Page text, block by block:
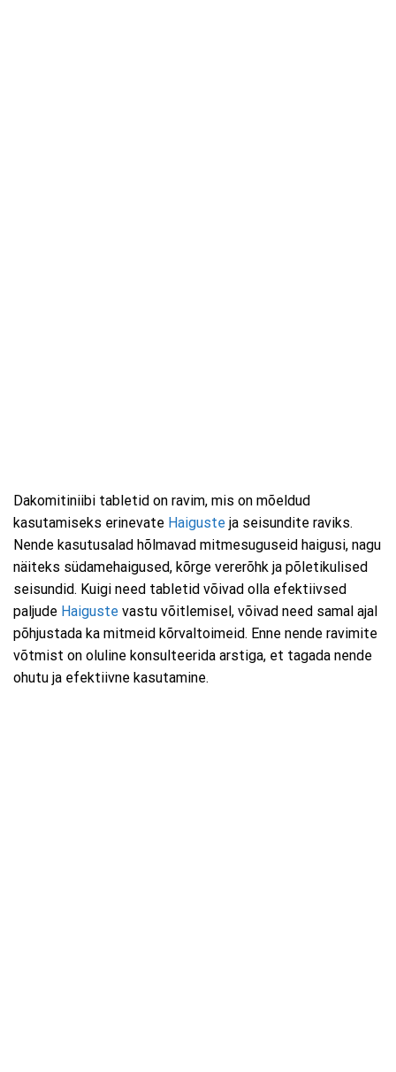
Dakomitiniibi tabletid on ravim, mis on mõeldud
kasutamiseks erinevate Haiguste ja seisundite raviks.
Nende kasutusalad hõlmavad mitmesuguseid haigusi, nagu
näiteks südamehaigused, kõrge vererõhk ja põletikulised
seisundid. Kuigi need tabletid võivad olla efektiivsed
paljude Haiguste vastu võitlemisel, võivad need samal ajal
põhjustada ka mitmeid kõrvaltoimeid. Enne nende ravimite
võtmist on oluline konsulteerida arstiga, et tagada nende
ohutu ja efektiivne kasutamine.